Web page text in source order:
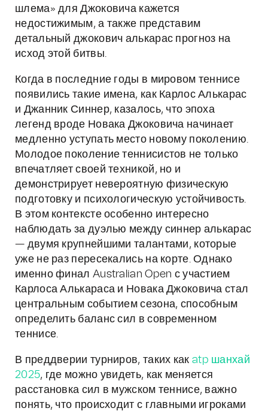
шлема» для Джоковича кажется
недостижимым, а также представим
детальный джокович алькарас прогноз на
исход этой битвы.
Когда в последние годы в мировом теннисе
появились такие имена, как Карлос Алькарас
и Джанник Синнер, казалось, что эпоха
легенд вроде Новака Джоковича начинает
медленно уступать место новому поколению.
Молодое поколение теннисистов не только
впечатляет своей техникой, но и
демонстрирует невероятную физическую
подготовку и психологическую устойчивость.
В этом контексте особенно интересно
наблюдать за дуэлью между синнер алькарас
— двумя крупнейшими талантами, которые
уже не раз пересекались на корте. Однако
именно финал Australian Open с участием
Карлоса Алькараса и Новака Джоковича стал
центральным событием сезона, способным
определить баланс сил в современном
теннисе.
В преддверии турниров, таких как atp шанхай
2025, где можно увидеть, как меняется
расстановка сил в мужском теннисе, важно
понять, что происходит с главными игроками